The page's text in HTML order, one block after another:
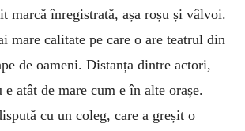
marcă înregistrată, așa roșu și vâlvoi.
mare calitate pe care o are teatrul din
de oameni. Distanța dintre actori,
atât de mare cum e în alte orașe.
cu un coleg, care a greșit o